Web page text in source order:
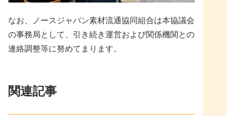
なお、ノースジャパン素材流通協同組合は本協議会
の事務局として、引き続き運営および関係機関との
連絡調整等に努めてまります。
関連記事